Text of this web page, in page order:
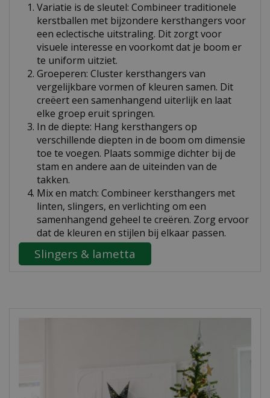
Variatie is de sleutel: Combineer traditionele
kerstballen met bijzondere kersthangers voor
een eclectische uitstraling. Dit zorgt voor
visuele interesse en voorkomt dat je boom er
te uniform uitziet.
Groeperen: Cluster kersthangers van
vergelijkbare vormen of kleuren samen. Dit
creëert een samenhangend uiterlijk en laat
elke groep eruit springen.
In de diepte: Hang kersthangers op
verschillende diepten in de boom om dimensie
toe te voegen. Plaats sommige dichter bij de
stam en andere aan de uiteinden van de
takken.
Mix en match: Combineer kersthangers met
linten, slingers, en verlichting om een
samenhangend geheel te creëren. Zorg ervoor
dat de kleuren en stijlen bij elkaar passen.
Slingers & lametta